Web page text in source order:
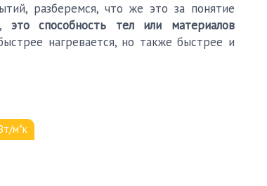
разберемся, что же это за понятие
это способность тел или материалов
нагревается, но также быстрее и
м*к